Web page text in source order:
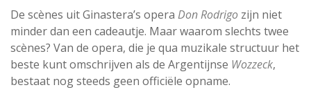
De scènes uit Ginastera’s opera Don Rodrigo zijn niet
minder dan een cadeautje. Maar waarom slechts twee
scènes? Van de opera, die je qua muzikale structuur het
beste kunt omschrijven als de Argentijnse Wozzeck,
bestaat nog steeds geen officiële opname.